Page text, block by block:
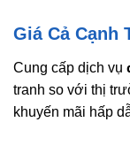
Giá Cả Cạnh
Cung cấp dịch vụ
tranh so với thị
khuyến mãi hấp